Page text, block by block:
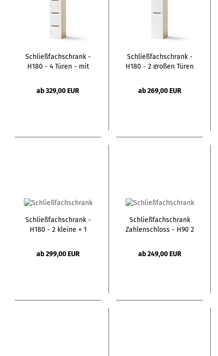
Schließfachschrank -
H180 - 4 Türen - mit
ab 329,00 EUR
Schließfachschrank -
H180 - 2 großen Türen
ab 269,00 EUR
Schließfachschrank -
H180 - 2 kleine + 1
Briefschlitz
ab 299,00 EUR
Schließfachschrank
Zahlenschloss - H90 2
ab 249,00 EUR